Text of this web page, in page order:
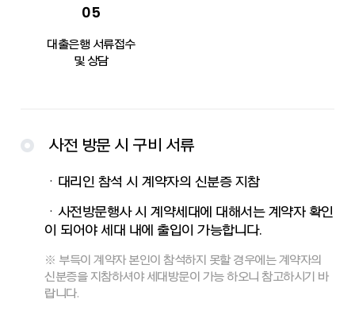
05
대출은행 서류접수
및 상담
사전 방문 시 구비 서류
ㆍ대리인 참석 시 계약자의 신분증 지참
ㆍ사전방문행사 시 계약세대에 대해서는 계약자 확인
이 되어야 세대 내에 출입이 가능합니다.
※ 부득이 계약자 본인이 참석하지 못할 경우에는 계약자의
신분증을 지참하셔야 세대방문이 가능 하오니 참고하시기 바
랍니다.